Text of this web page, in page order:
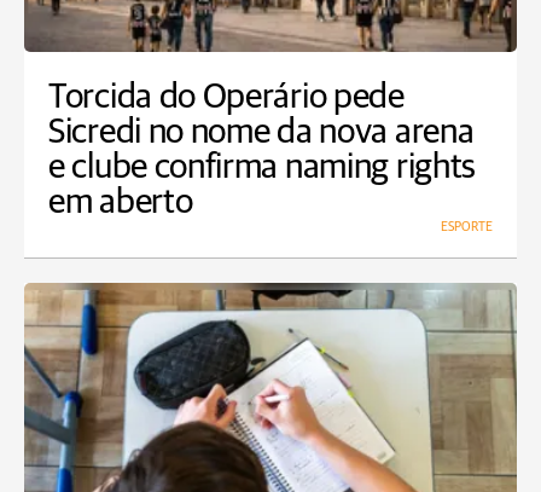
Torcida do Operário pede
Sicredi no nome da nova arena
e clube confirma naming rights
em aberto
ESPORTE